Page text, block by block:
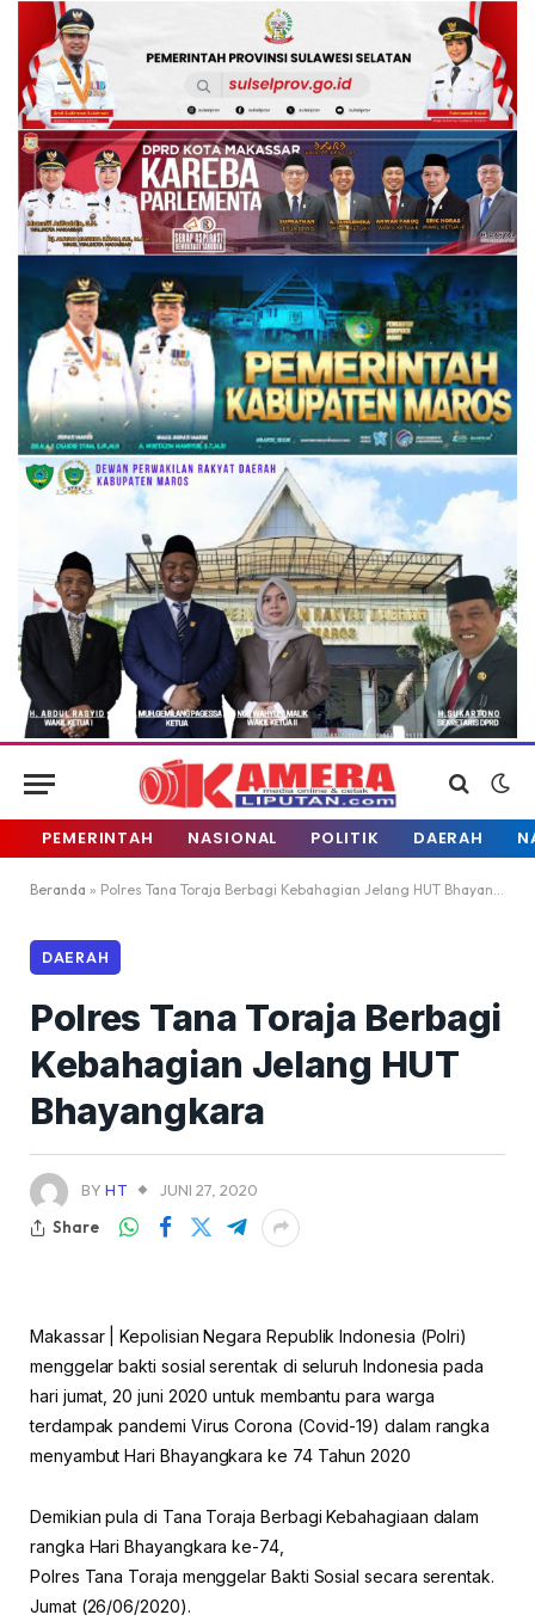
PEMERINTAH NASIONAL POLITIK DAERAH
Beranda » Polres Tana Toraja Berbagi Kebahagian Jelang HUT Bhayangkara
DAERAH
Polres Tana Toraja Berbagi
Kebahagian Jelang HUT
Bhayangkara
BY HT
JUNI 27, 2020
Share
Makassar | Kepolisian Negara Republik Indonesia (Polri)
menggelar bakti sosial serentak di seluruh Indonesia pada
hari jumat, 20 juni 2020 untuk membantu para warga
terdampak pandemi Virus Corona (Covid-19) dalam rangka
menyambut Hari Bhayangkara ke 74 Tahun 2020
Demikian pula di Tana Toraja Berbagi Kebahagiaan dalam
rangka Hari Bhayangkara ke-74,
Polres Tana Toraja menggelar Bakti Sosial secara serentak.
Jumat (26/06/2020).